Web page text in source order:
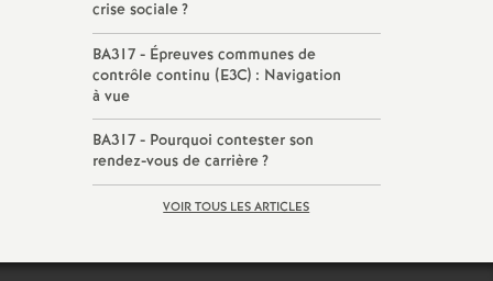
crise sociale?
BA317 - Épreuves communes de
contrôle continu (E3C) : Navigation
à vue
BA317 - Pourquoi contester son
rendez-vous de carrière?
VOIR TOUS LES ARTICLES